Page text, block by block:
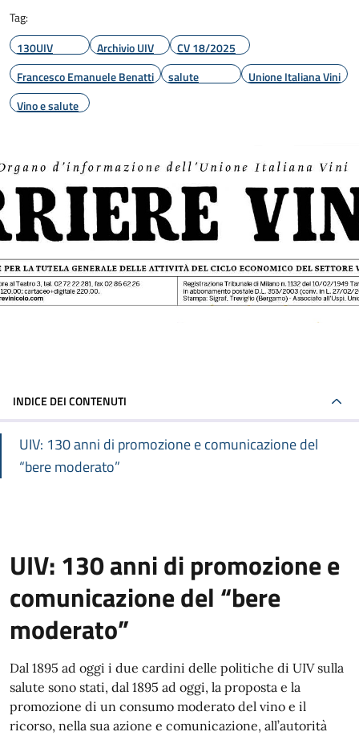
Tag:
130UIV
Archivio UIV
CV 18/2025
Francesco Emanuele Benatti
salute
Unione Italiana Vini
Vino e salute
INDICE DEI CONTENUTI
UIV: 130 anni di promozione e comunicazione del
“bere moderato”
UIV: 130 anni di promozione e
comunicazione del “bere
moderato”
Dal 1895 ad oggi i due cardini delle politiche di UIV sulla
salute sono stati, dal 1895 ad oggi, la proposta e la
promozione di un consumo moderato del vino e il
ricorso, nella sua azione e comunicazione, all’autorità